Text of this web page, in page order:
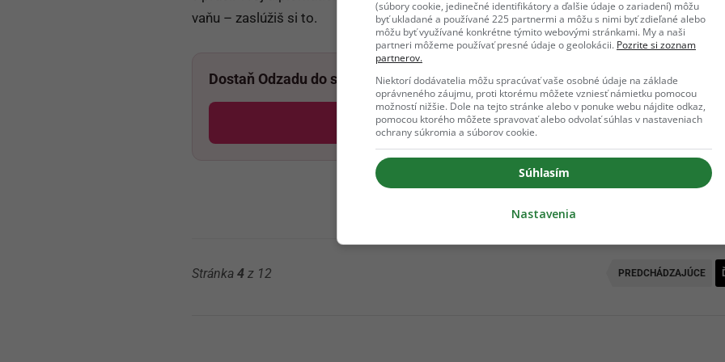
vaňu – zaslúžiš si to.
Dostaň Odzadu do svojich Google odporúčaní
Pridať ako preferovaný zdroj
Odzadu, odkaz sa otvorí v novom okne
Stránka 4 z 12 PREDCHÁDZAJÚCE
(súbory cookie, jedinečné identifikátory a ďalšie údaje o zariadení) môžu
byť ukladané a používané 225 partnermi a môžu s nimi byť zdieľané alebo
môžu byť využívané konkrétne týmito webovými stránkami. My a naši
partneri môžeme používať presné údaje o geolokácii. Pozrite si zoznam
partnerov.
Niektorí dodávatelia môžu spracúvať vaše osobné údaje na základe
oprávneného záujmu, proti ktorému môžete vzniesť námietku pomocou
možností nižšie. Dole na tejto stránke alebo v ponuke webu nájdite odkaz,
pomocou ktorého môžete spravovať alebo odvolať súhlas v nastaveniach
ochrany súkromia a súborov cookie.
Súhlasím
Nastavenia